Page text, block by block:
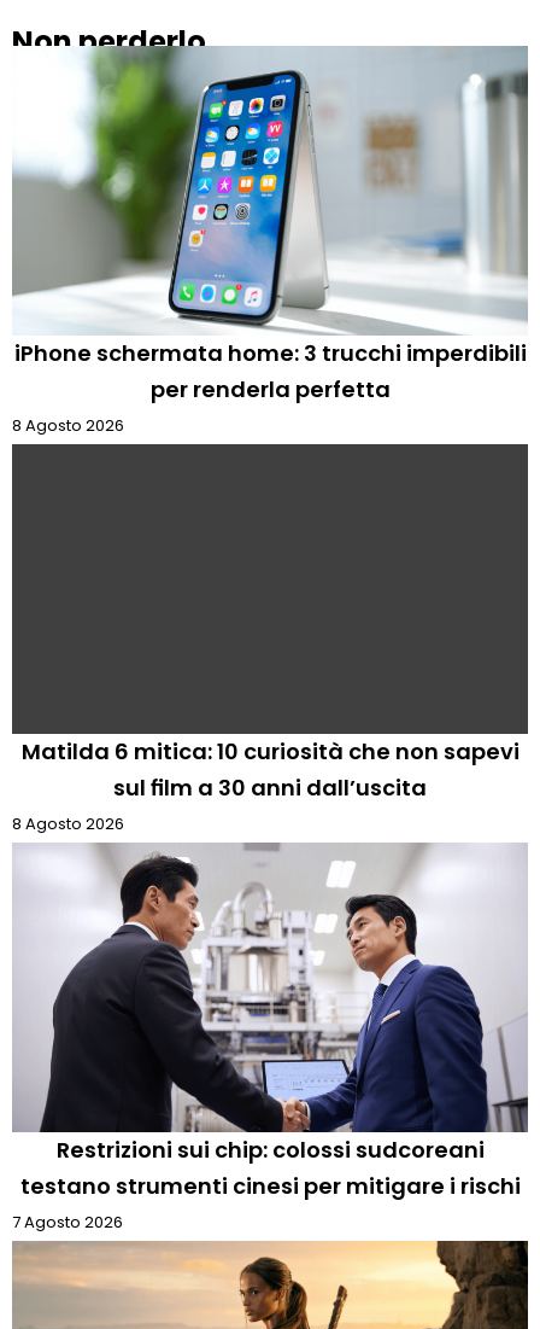
Non perderlo
iPhone schermata home: 3 trucchi imperdibili
per renderla perfetta
8 Agosto 2026
Matilda 6 mitica: 10 curiosità che non sapevi
sul film a 30 anni dall’uscita
8 Agosto 2026
Restrizioni sui chip: colossi sudcoreani
testano strumenti cinesi per mitigare i rischi
7 Agosto 2026